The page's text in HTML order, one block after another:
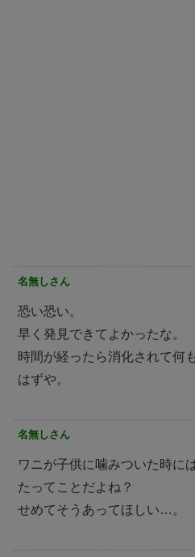
名無しさん
恐い恐い。
早く発見できてよかったな。
時間が経ったら消化されて何
はずや。
名無しさん
ワニが子供に噛みついた時に
たってことだよね？
せめてそうあってほしい…。